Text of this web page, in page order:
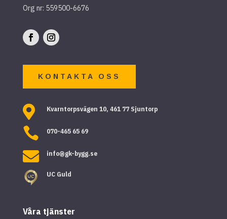
Org nr: 559500-6676
KONTAKTA OSS
 Kvarntorpsvägen 10, 461 77 Sjuntorp
 070-465 65 69
 info@gk-bygg.se
UC Guld
Våra tjänster